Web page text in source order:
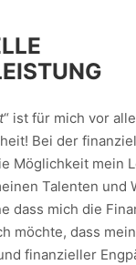
“ ist für mich vor
Bei der
Möglichkeit mein
Talenten und
dass mich die
möchte, dass
finanzieller